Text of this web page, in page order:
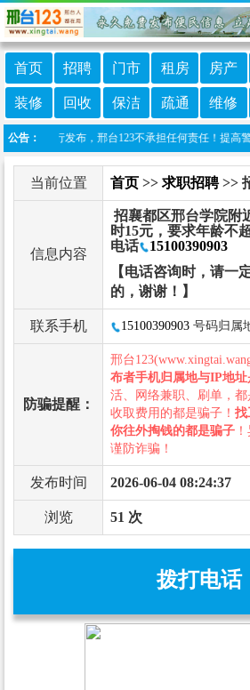
首页 招聘 门市 租房 房产
装修 回收 保洁 疏通 维修
公告：
网友自行发布，邢台123不承担任何责任！提高
当前位置 首页 >> 求职招聘>>
信息内容
招襄都区邢台学院附
时15元，要求年龄不
电话
15100390903
【电话咨询时，请一
的，谢谢！】
联系手机 15100390903 号码归属
防骗提醒：
邢台
布者手机归属地与IP地
活、网络兼职、刷单，
收取费用的都是骗子！ 找
你往外掏钱的都是骗子
谨防诈骗！
发布时间 2026-06-04 08:24:37
浏览 51 次
拨打电话